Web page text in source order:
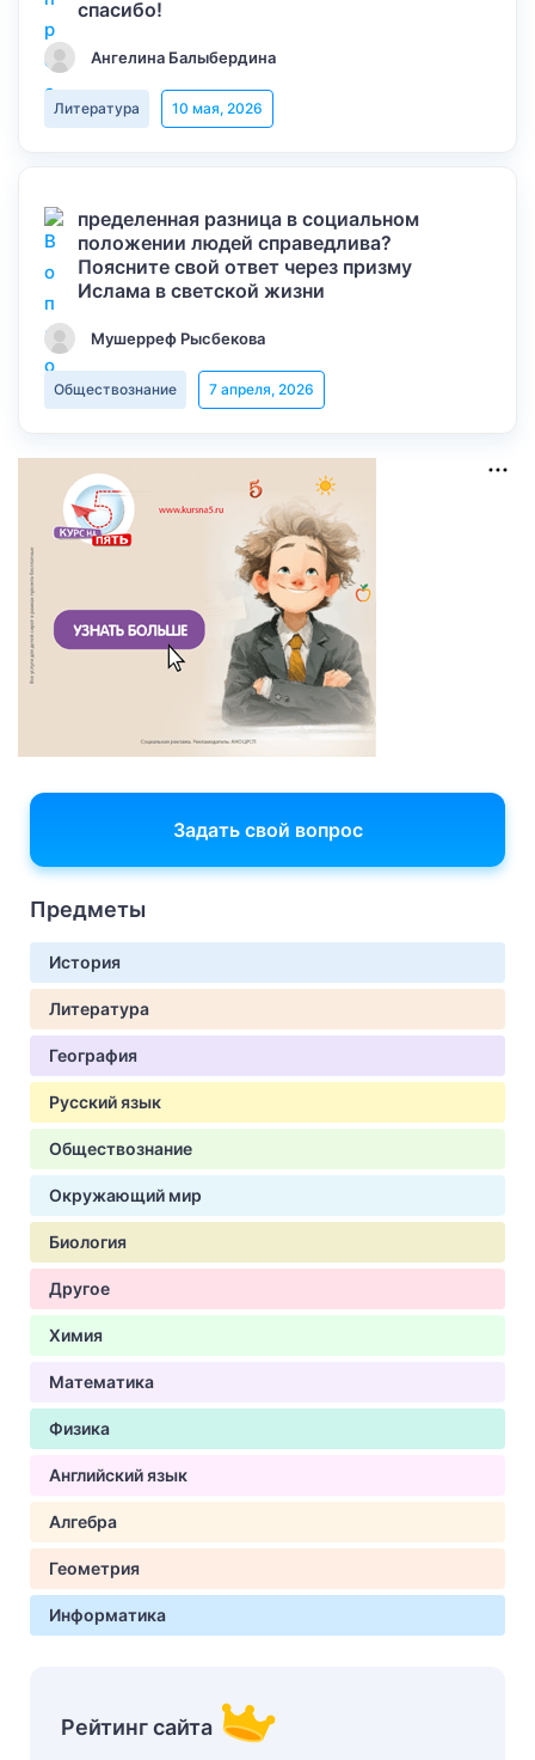
спасибо!
Ангелина Балыбердина
Литература 10 мая, 2026
пределенная разница в социальном
положении людей справедлива?
Поясните свой ответ через призму
Ислама в светской жизни
Мушерреф Рысбекова
Обществознание 7 апреля, 2026
Задать свой вопрос
Предметы
История
Литература
География
Русский язык
Обществознание
Окружающий мир
Биология
Другое
Химия
Математика
Физика
Английский язык
Алгебра
Геометрия
Информатика
Рейтинг сайта